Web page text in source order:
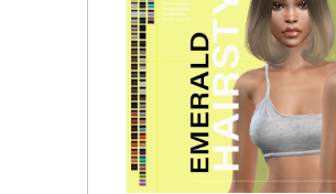
Прическа Maeve by Leah Lillith